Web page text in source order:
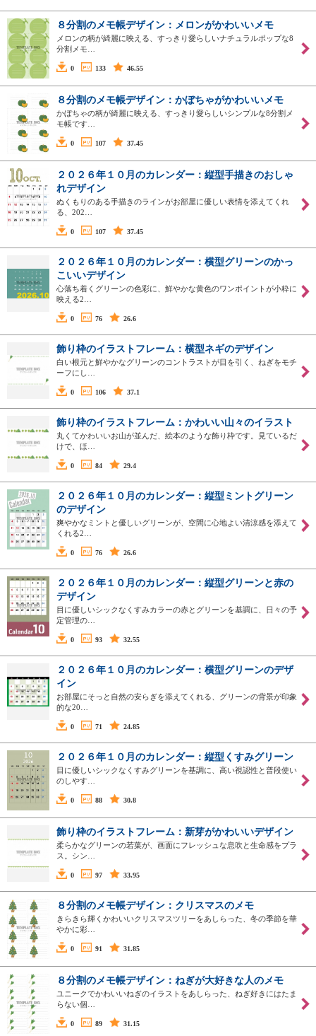
８分割のメモ帳デザイン：メロンがかわいいメモ
メロンの柄が綺麗に映える、すっきり愛らしいナチュラルポップな8
分割メモ…
0 133 46.55
８分割のメモ帳デザイン：かぼちゃがかわいいメモ
かぼちゃの柄が綺麗に映える、すっきり愛らしいシンプルな8分割メ
モ帳です…
0 107 37.45
２０２６年１０月のカレンダー：縦型手描きのおしゃ
れデザイン
ぬくもりのある手描きのラインがお部屋に優しい表情を添えてくれ
る、202…
0 107 37.45
２０２６年１０月のカレンダー：横型グリーンのかっ
こいいデザイン
心落ち着くグリーンの色彩に、鮮やかな黄色のワンポイントが小粋に
映える2…
0 76 26.6
飾り枠のイラストフレーム：横型ネギのデザイン
白い根元と鮮やかなグリーンのコントラストが目を引く、ねぎをモチ
ーフにし…
0 106 37.1
飾り枠のイラストフレーム：かわいい山々のイラスト
丸くてかわいいお山が並んだ、絵本のような飾り枠です。見ているだ
けで、ほ…
0 84 29.4
２０２６年１０月のカレンダー：縦型ミントグリーン
のデザイン
爽やかなミントと優しいグリーンが、空間に心地よい清涼感を添えて
くれる2…
0 76 26.6
２０２６年１０月のカレンダー：縦型グリーンと赤の
デザイン
目に優しいシックなくすみカラーの赤とグリーンを基調に、日々の予
定管理の…
0 93 32.55
２０２６年１０月のカレンダー：横型グリーンのデザ
イン
お部屋にそっと自然の安らぎを添えてくれる、グリーンの背景が印象
的な20…
0 71 24.85
２０２６年１０月のカレンダー：縦型くすみグリーン
目に優しいシックなくすみグリーンを基調に、高い視認性と普段使い
のしやす…
0 88 30.8
飾り枠のイラストフレーム：新芽がかわいいデザイン
柔らかなグリーンの若葉が、画面にフレッシュな息吹と生命感をプラ
ス。シン…
0 97 33.95
８分割のメモ帳デザイン：クリスマスのメモ
きらきら輝くかわいいクリスマスツリーをあしらった、冬の季節を華
やかに彩…
0 91 31.85
８分割のメモ帳デザイン：ねぎが大好きな人のメモ
ユニークでかわいいねぎのイラストをあしらった、ねぎ好きにはたま
らない個…
0 89 31.15